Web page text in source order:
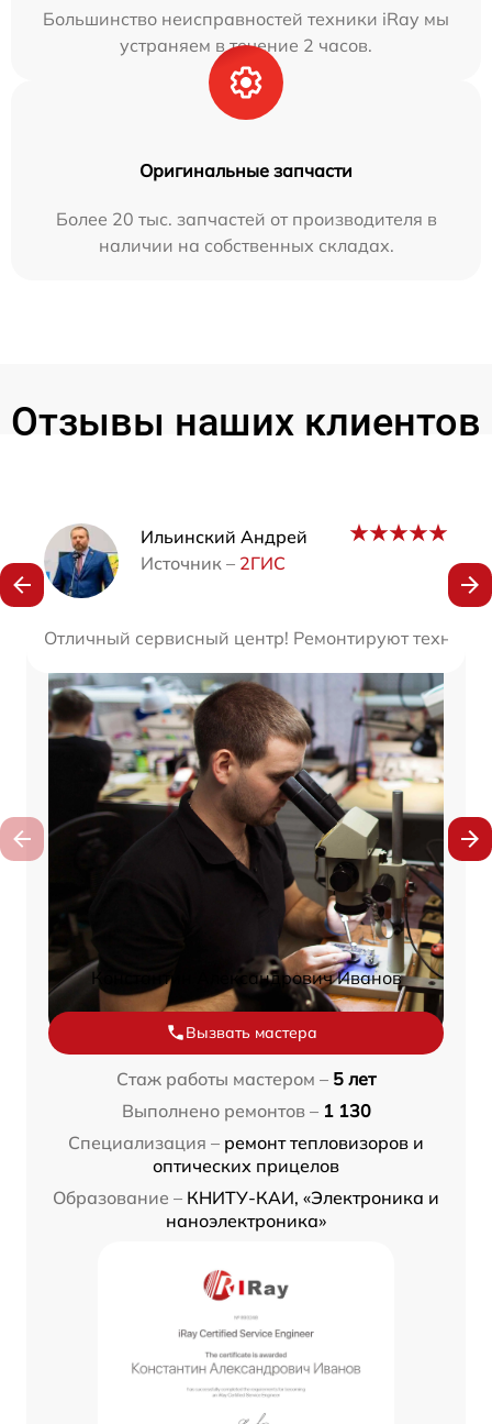
Большинство неисправностей техники iRay мы
устраняем в течение 2 часов.
Оригинальные запчасти
Более 20 тыс. запчастей от производителя в
наличии на собственных складах.
Отзывы наших клиентов
Ильинский Андрей
Источник – 2ГИС
Отличный сервисный центр! Ремонтируют технику
Наши мастера
Константин Александрович Иванов
Вызвать мастера
Стаж работы мастером – 5 лет
Выполнено ремонтов – 1 130
Специализация – ремонт тепловизоров и
оптических прицелов
Образование – КНИТУ-КАИ, «Электроника и
наноэлектроника»